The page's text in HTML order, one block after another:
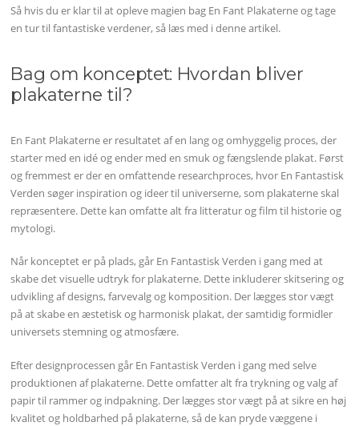
Så hvis du er klar til at opleve magien bag En Fant Plakaterne og tage
en tur til fantastiske verdener, så læs med i denne artikel.
Bag om konceptet: Hvordan bliver
plakaterne til?
En Fant Plakaterne er resultatet af en lang og omhyggelig proces, der
starter med en idé og ender med en smuk og fængslende plakat. Først
og fremmest er der en omfattende researchproces, hvor En Fantastisk
Verden søger inspiration og ideer til universerne, som plakaterne skal
repræsentere. Dette kan omfatte alt fra litteratur og film til historie og
mytologi.
Når konceptet er på plads, går En Fantastisk Verden i gang med at
skabe det visuelle udtryk for plakaterne. Dette inkluderer skitsering og
udvikling af designs, farvevalg og komposition. Der lægges stor vægt
på at skabe en æstetisk og harmonisk plakat, der samtidig formidler
universets stemning og atmosfære.
Efter designprocessen går En Fantastisk Verden i gang med selve
produktionen af plakaterne. Dette omfatter alt fra trykning og valg af
papir til rammer og indpakning. Der lægges stor vægt på at sikre en høj
kvalitet og holdbarhed på plakaterne, så de kan pryde væggene i